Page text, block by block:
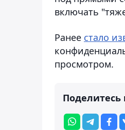
включать
Ранее стало
просмотром.
Поделитесь